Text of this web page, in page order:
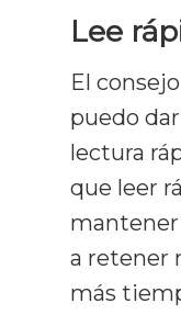
Lee
El
puedo
lectura
que leer
a retener
más